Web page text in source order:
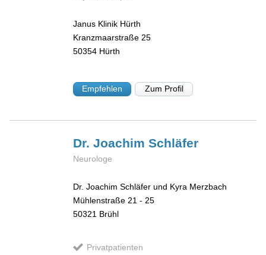
Janus Klinik Hürth
Kranzmaarstraße 25
50354 Hürth
Empfehlen Zum Profil
Dr. JoachimSchläfer
Neurologe
Dr. Joachim Schläfer und Kyra Merzbach
Mühlenstraße 21 - 25
50321 Brühl
Privatpatienten